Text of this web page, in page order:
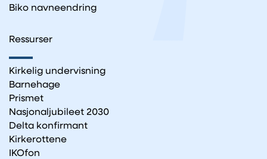
Biko navneendring
Ressurser
Kirkelig undervisning
Barnehage
Prismet
Nasjonaljubileet 2030
Delta konfirmant
Kirkerottene
IKOfon